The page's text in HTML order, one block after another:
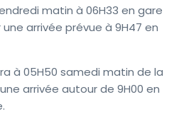
matin à 06H33 en gare
arrivée prévue à 9H47 en
à 05H50 samedi matin de la
arrivée autour de 9H00 en